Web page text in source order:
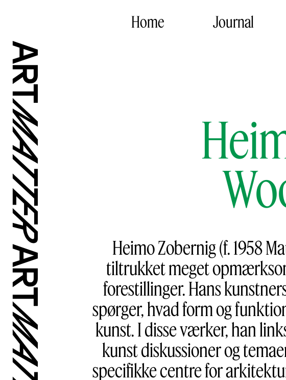
Home Journal
Heimo Zobernig (f. 1958
tiltrukket meget
forestillinger. Hans
spørger, hvad form og
kunst. I disse værker, han
kunst diskussioner og
specifikke centre for